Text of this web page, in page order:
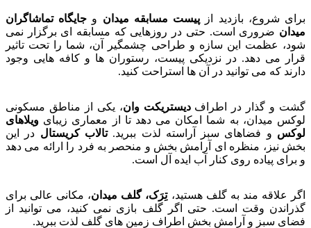
برای شروع، بازدید از پیست مسابقه میدان و جایگاه تماشاگران
میدان ضروری است. حتی در روزهایی که مسابقه ای برگزار نمی
شود، عظمت این سازه و طراحی چشمگیر آن، شما را تحت تاثیر
قرار می دهد. در نزدیکی پیست، رستوران ها و کافه هایی وجود
دارند که می توانید در آن ها استراحت کنید.
گشت و گذار در اطرافدیستریکت وان، یکی از مناطق مسکونی
لوکس میدان، به شما امکان می دهد تا از معماری زیبای ویلاهای
لوکس و فضاهای سبز آراسته لذت ببرید.تالاب کریستال در این
بخش نیز، منظره ای آرامش بخش و منحصر به فرد را ارائه می دهد
و برای پیاده روی کنار آب ایده آل است.
اگر علاقه مند به گلف هستید،تِرَک، گلف میدان، مکانی عالی برای
گذراندن وقت است. حتی اگر گلف بازی نمی کنید، می توانید از
فضای سبز و آرامش بخش اطراف زمین های گلف لذت ببرید.